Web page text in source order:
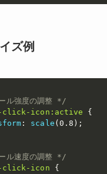
ズ例
ル強度の調整 */
click-icon:active
{
: scale ( 0.8 ) ;
ル速度の調整 */
click-icon
{